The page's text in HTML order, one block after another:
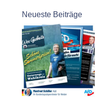
Neueste Beiträge